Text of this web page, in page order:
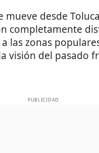
mueve desde
completamente
las zonas
visión del pasado
PUBLICIDAD